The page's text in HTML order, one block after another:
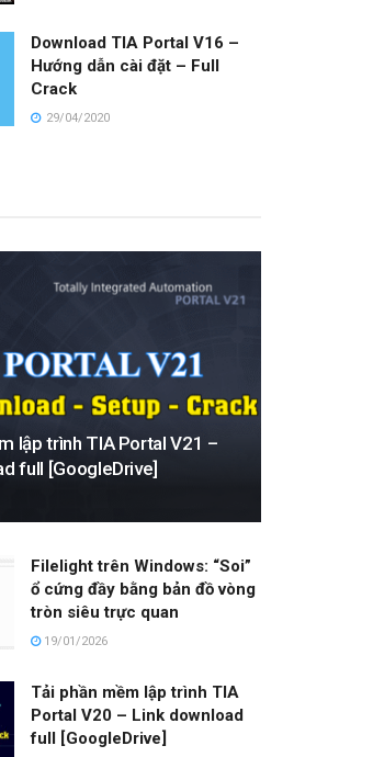
Download TIA Portal V16 –
Hướng dẫn cài đặt – Full
Crack
29/04/2020
lập trình TIA Portal V21 –
full [GoogleDrive]
Filelight trên Windows: “Soi”
ổ cứng đầy bằng bản đồ vòng
tròn siêu trực quan
19/01/2026
Tải phần mềm lập trình TIA
Portal V20 – Link download
full [GoogleDrive]